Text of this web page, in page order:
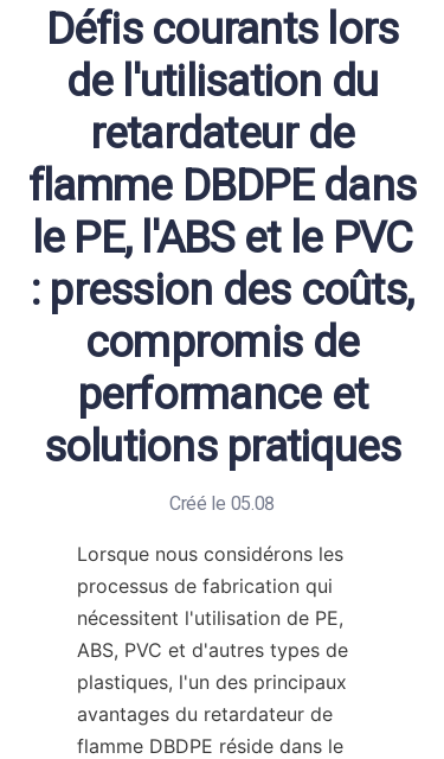
Défis courants lors
de l'utilisation du
retardateur de
flamme DBDPE dans
le PE, l'ABS et le PVC
: pression des coûts,
compromis de
performance et
solutions pratiques
Créé le 05.08
Lorsque nous considérons les
processus de fabrication qui
nécessitent l'utilisation de PE,
ABS, PVC et d'autres types de
plastiques, l'un des principaux
avantages du retardateur de
flamme DBDPE réside dans le
Contactez-nous